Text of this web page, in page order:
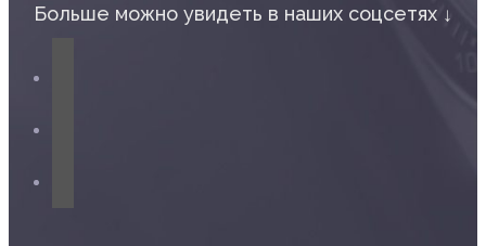
Больше можно увидеть в наших соцсетях ↓